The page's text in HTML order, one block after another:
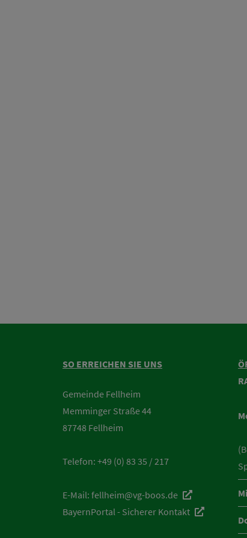
SO ERREICHEN SIE UNS
Gemeinde Fellheim
Memminger Straße 44
87748 Fellheim
Telefon: +49 (0) 83 35 / 217
E-Mail: fellheim@vg-boos.de
BayernPortal - Sicherer Kontakt